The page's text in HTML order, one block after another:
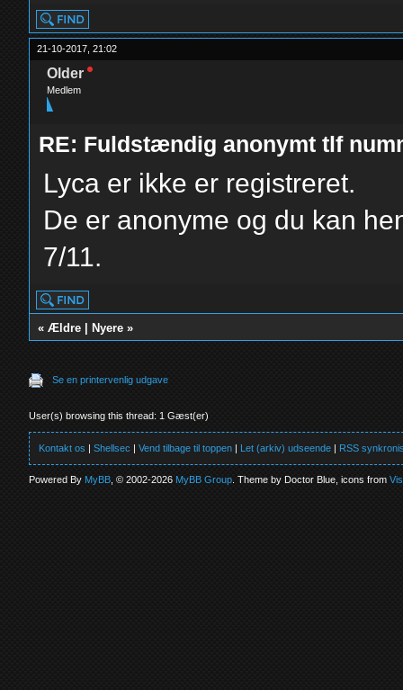
21-10-2017, 21:02
Older
Medlem
RE: Fuldstændig anonymt tlf
Lyca er ikke er registreret.
De er anonyme og du kan
7/11.
«Ældre Nyere »
Se en printervenlig udgave
User(s) browsing this thread: 1 Gæst(er)
Kontakt os |Shellsec |Vend tilbage til toppen | Let (arkiv) udseende | RSS
Powered ByMyBB , © 2002-2026MyBB Group . Theme by Doctor Blue, icons from